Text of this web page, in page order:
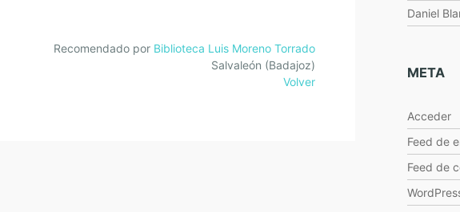
Recomendado por Biblioteca Luis Moreno Torrado
Salvaleón (Badajoz)
Volver
Daniel
META
Acceder
Feed de
Feed de